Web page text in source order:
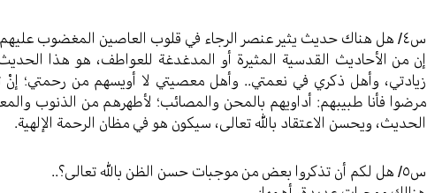
س٤/ هل هناك حديث يثير عنصر الرجاء في قلوب العاصين المغضوب عليهم؟..
إن من الأحاديث القدسية المثيرة أو المدغدغة للعواطف، هو هذا
زيادتي، وأهل ذكري في نعمتي.. وأهل معصيتي لا أويسهم من رحمتي؛ إنْ
مرضوا فأنا طبيبهم: أداويهم بالمحن والمصائب؛ لأطهرهم من الذنوب
الحديث، ويحسن الاعتقاد بالله تعالى، سيكون هو في مظان الرحمة الإلهية.
س٥/ هل لكم أن تذكروا بعض من موجبات حسن الظن بالله تعالى؟..